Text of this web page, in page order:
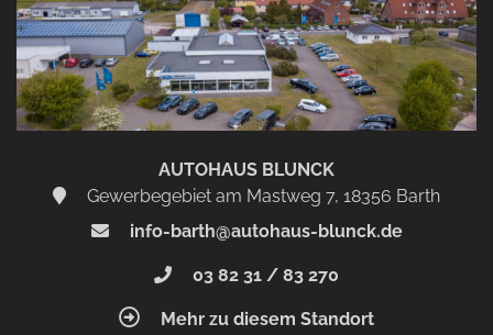
Zustimmen
und
aktivieren
AUTOHAUS BLUNCK
Gewerbegebiet am Mastweg 7, 18356 Barth
info-barth@autohaus-blunck.de
03 82 31 / 83 270
Mehr zu diesem Standort